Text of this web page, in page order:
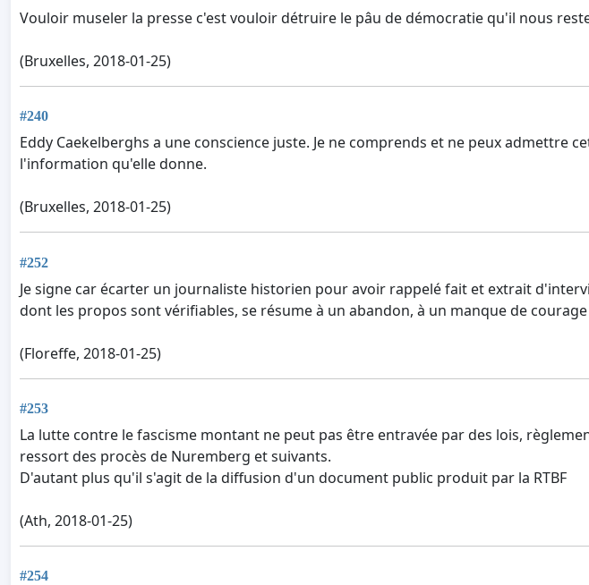
Vouloir museler la presse c'est vouloir détruire le pâu de démocratie qu'il nous
(Bruxelles, 2018-01-25)
#240
Eddy Caekelberghs a une conscience juste. Je ne comprends et ne peux
l'information qu'elle donne.
(Bruxelles, 2018-01-25)
#252
Je signe car écarter un journaliste historien pour avoir rappelé fait et extrait
dont les propos sont vérifiables, se résume à un abandon, à un manque de
(Floreffe, 2018-01-25)
#253
La lutte contre le fascisme montant ne peut pas être entravée par des lois,
ressort des procès de Nuremberg et suivants.
D'autant plus qu'il s'agit de la diffusion d'un document public produit par la RTBF
(Ath, 2018-01-25)
#254